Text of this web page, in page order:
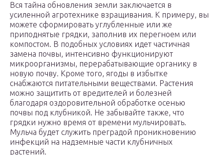
Вся тайна обновления земли заключается в
усиленной агротехнике взращивания. К примеру, вы
можете сформировать углубленные или же
приподнятые грядки, заполнив их перегноем или
компостом. В подобных условиях идет частичная
замена почвы, интенсивно функционируют
микроорганизмы, перерабатывающие органику в
новую почву. Кроме того, ягоды в избытке
снабжаются питательными веществами. Растения
можно защитить от вредителей и болезней
благодаря оздоровительной обработке осенью
почвы под клубникой. Не забывайте также, что
грядки нужно время от времени мульчировать.
Мульча будет служить преградой проникновению
инфекций на надземные части клубничных
растений.